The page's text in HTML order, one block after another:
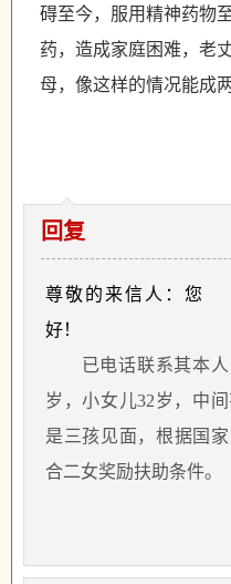
碍至今，服用精神药物
药，造成家庭困难，老
母，像这样的情况能成
回复
尊敬的来信人：您
好！
已电话联系其本人
岁，小女儿32岁，中
是三孩见面，根据国
合二女奖励扶助条件。